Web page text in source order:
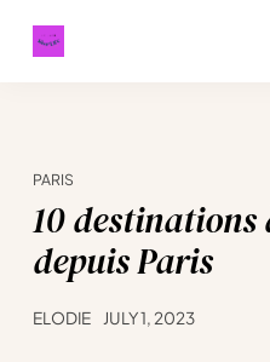
PARIS
10
depuis Paris
ELODIE JULY 1, 2023